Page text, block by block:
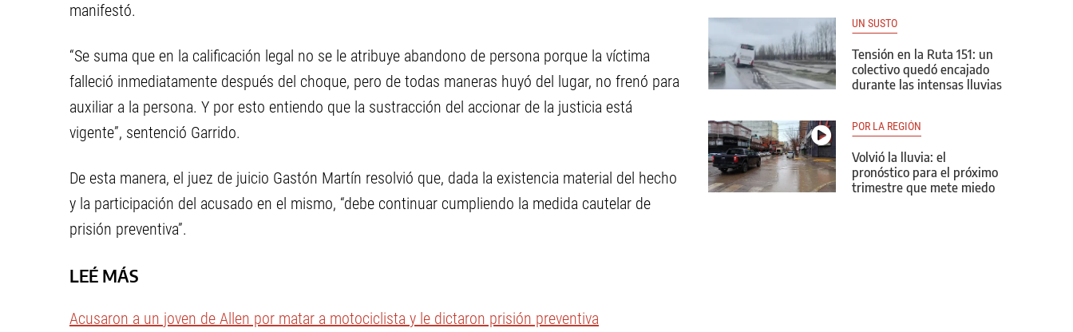
manifestó.
“Se suma que en la calificación legal no se le atribuye abandono de persona porque la víctima
falleció inmediatamente después del choque, pero de todas maneras huyó del lugar, no frenó para
auxiliar a la persona. Y por esto entiendo que la sustracción del accionar de la justicia está
vigente”, sentenció Garrido.
De esta manera, el juez de juicio Gastón Martín resolvió que, dada la existencia material del hecho
y la participación del acusado en el mismo, “debe continuar cumpliendo la medida cautelar de
prisión preventiva”.
LEÉ MÁS
Acusaron a un joven de Allen por matar a motociclista y le dictaron prisión preventiva
UN SUSTO
Tensión en la Ruta 151: un
colectivo quedó encajado
durante las intensas lluvias
POR LA REGIÓN
Volvió la lluvia: el
pronóstico para el próximo
trimestre que mete miedo